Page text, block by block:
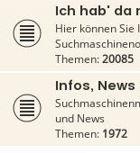
Ich hab' da
Hier können Sie
Themen:20085
Infos, News
und News
Themen: 1972